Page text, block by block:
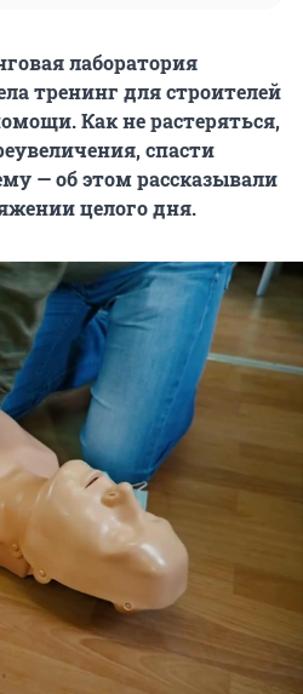
лаборатория
тренинг для строителей
Как не растеряться,
спасти
— об этом рассказывали
целого дня.